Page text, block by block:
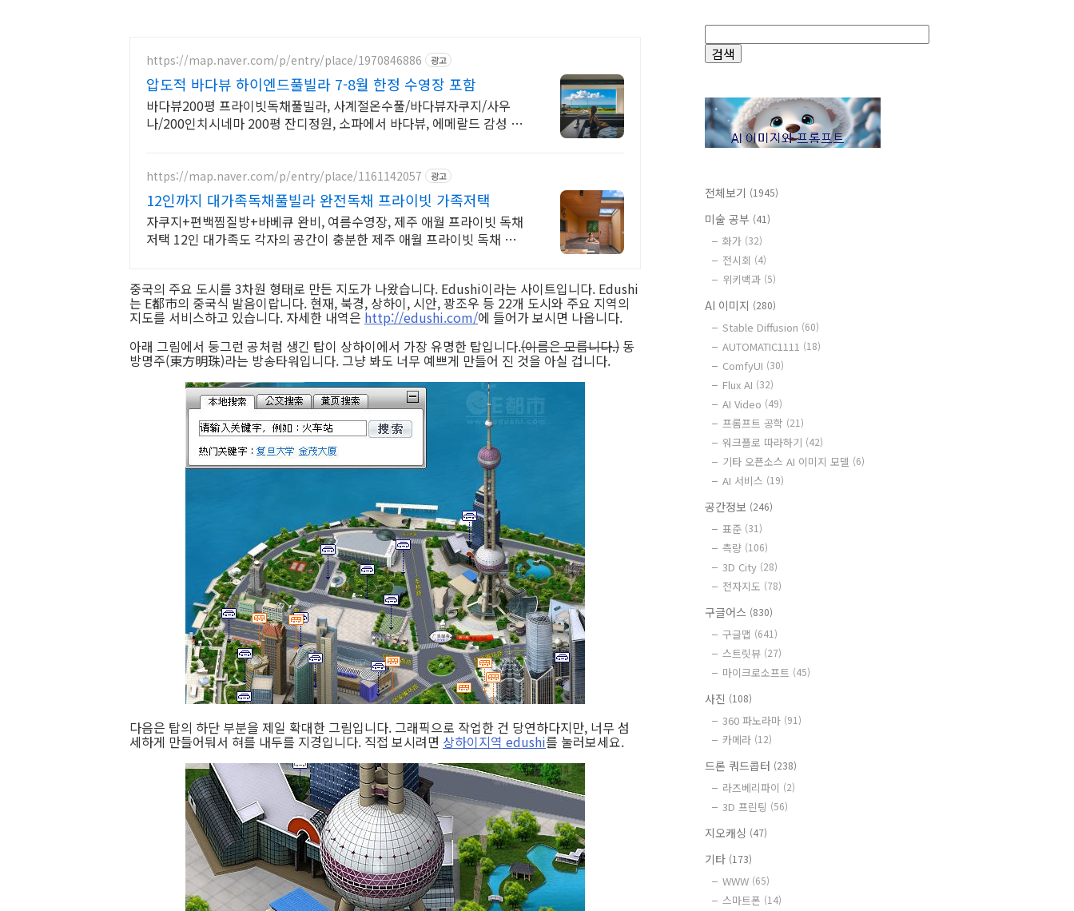
https://map.naver.com/p/entry/place/1970846886 광고
압도적 바다뷰 하이엔드풀빌라 7-8월 한정 수영장 포함
바다뷰200평 프라이빗독채풀빌라, 사계절온수풀/바다뷰자쿠지/사우
나/200인치시네마 200평 잔디정원, 소파에서 바다뷰, 에메랄드 감성 수
https://map.naver.com/p/entry/place/1161142057 광고
12인까지 대가족독채풀빌라 완전독채 프라이빗 가족저택
자쿠지+편백찜질방+바베큐 완비, 여름수영장, 제주 애월 프라이빗 독채
저택 12인 대가족도 각자의 공간이 충분한 제주 애월 프라이빗 독채 가족
중국의 주요 도시를 3차원 형태로 만든 지도가 나왔습니다. Edushi이라는 사이트입니다. Edushi
는 E都市의 중국식 발음이랍니다. 현재, 북경, 상하이, 시안, 꽝조우 등 22개 도시와 주요 지역의
지도를 서비스하고 있습니다. 자세한 내역은 http://edushi.com/에 들어가 보시면 나옵니다.
아래 그림에서 둥그런 공처럼 생긴 탑이 상하이에서 가장 유명한 탑입니다.(이름은 모릅니다.) 동
방명주(東方明珠)라는 방송타워입니다. 그냥 봐도 너무 예쁘게 만들어 진 것을 아실 겁니다.
다음은 탑의 하단 부분을 제일 확대한 그림입니다. 그래픽으로 작업한 건 당연하다지만, 너무 섬
세하게 만들어둬서 혀를 내두를 지경입니다. 직접 보시려면 상하이지역 edushi를 눌러보세요.
전체보기 (1945)
미술 공부 (41)
화가 (32)
전시회 (4)
위키백과 (5)
AI 이미지 (280)
Stable Diffusion (60)
AUTOMATIC1111 (18)
ComfyUI (30)
Flux AI (32)
AI Video (49)
프롬프트 공학 (21)
워크플로 따라하기 (42)
기타 오픈소스 AI 이미지 모델 (6)
AI 서비스 (19)
공간정보 (246)
표준 (31)
측량 (106)
3D City (28)
전자지도 (78)
구글어스 (830)
구글맵 (641)
스트릿뷰 (27)
마이크로소프트 (45)
사진 (108)
360 파노라마 (91)
카메라 (12)
드론 쿼드콥터 (238)
라즈베리파이 (2)
3D 프린팅 (56)
지오캐싱 (47)
기타 (173)
WWW (65)
스마트폰 (14)